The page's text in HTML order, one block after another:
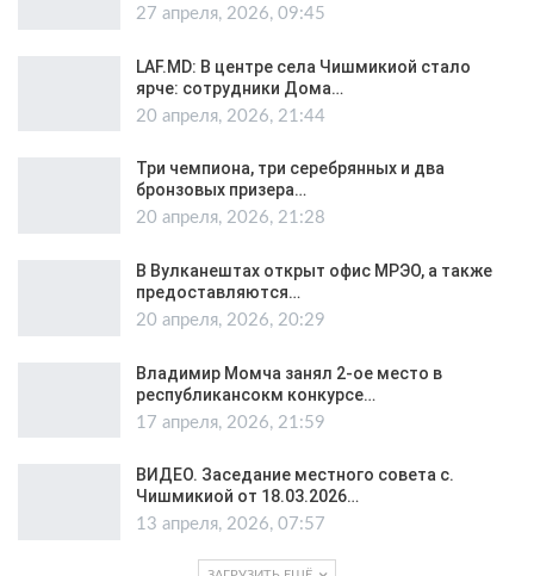
27 апреля, 2026, 09:45
LAF.MD: В центре села Чишмикиой стало
ярче: сотрудники Дома…
20 апреля, 2026, 21:44
Три чемпиона, три серебрянных и два
бронзовых призера…
20 апреля, 2026, 21:28
В Вулканештах открыт офис МРЭО, а также
предоставляются…
20 апреля, 2026, 20:29
Владимир Момча занял 2-ое место в
республикансокм конкурсе…
17 апреля, 2026, 21:59
ВИДЕО. Заседание местного совета с.
Чишмикиой от 18.03.2026…
13 апреля, 2026, 07:57